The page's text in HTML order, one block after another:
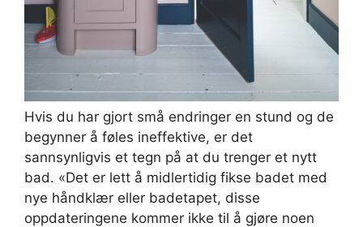
Hvis du har gjort små endringer en stund og de
begynner å føles ineffektive, er det
sannsynligvis et tegn på at du trenger et nytt
bad. «Det er lett å midlertidig fikse badet med
nye håndklær eller badetapet, disse
oppdateringene kommer ikke til å gjøre noen